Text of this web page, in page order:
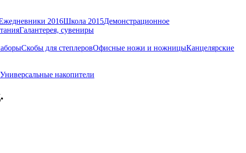
2016Школа 2015Демонстрационное
Галантерея, сувениры
Скобы для степлеровОфисные ножи и ножницыКанцелярские
Универсальные накопители